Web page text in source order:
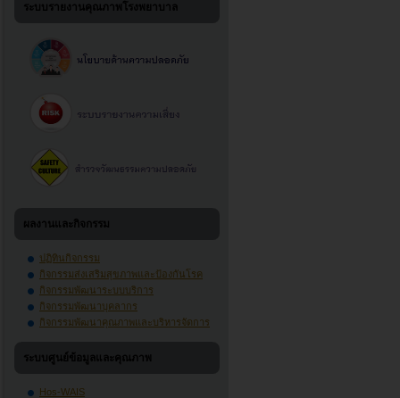
ระบบรายงานคุณภาพโรงพยาบาล
ผลงานและกิจกรรม
ปฏิทินกิจกรรม
กิจกรรมส่งเสริมสุขภาพและป้องกันโรค
กิจกรรมพัฒนาระบบบริการ
กิจกรรมพัฒนาบุคลากร
กิจกรรมพัฒนาคุณภาพและบริหารจัดการ
ระบบศูนย์ข้อมูลและคุณภาพ
Hos-WAIS